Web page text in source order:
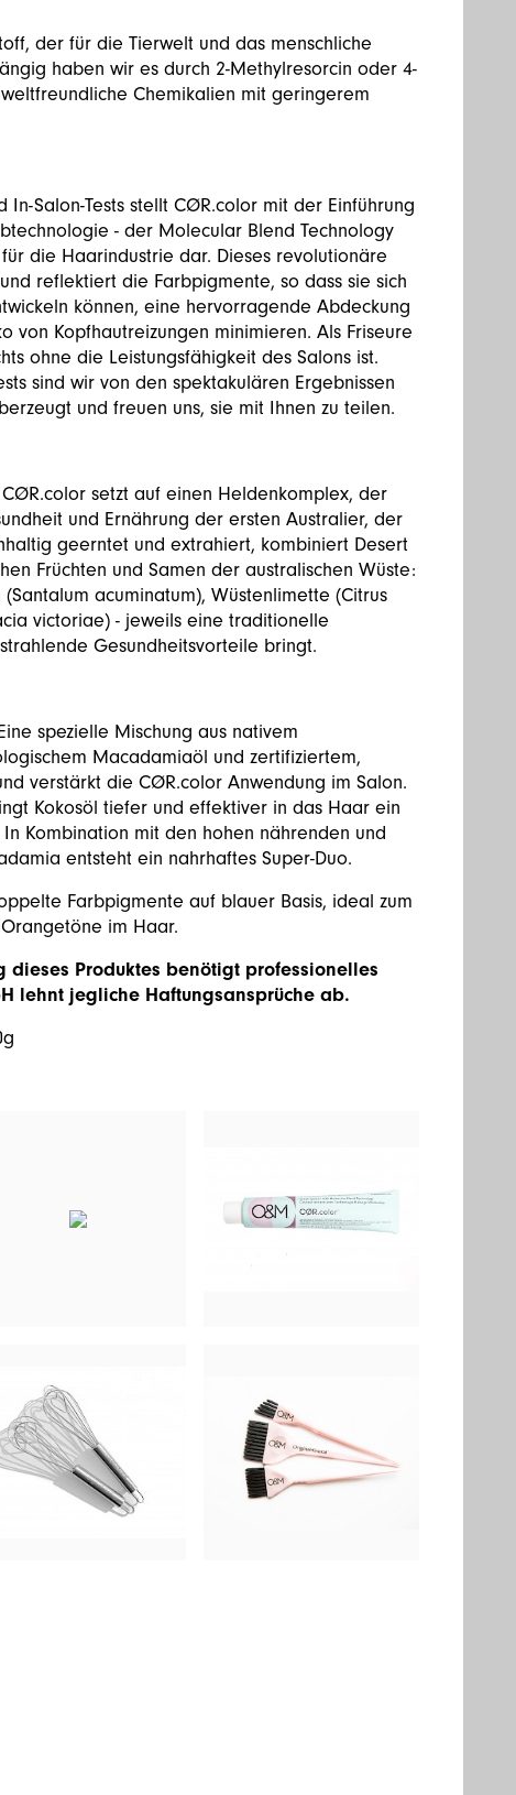
der für die Tierwelt und das menschliche
haben wir es durch 2-Methylresorcin oder 4-
Chemikalien mit geringerem
Salon-Tests stellt CØR.color mit der Einführung
- der Molecular Blend Technology
die Haarindustrie dar. Dieses revolutionäre
reflektiert die Farbpigmente, so dass sie sich
können, eine hervorragende Abdeckung
von Kopfhautreizungen minimieren. Als Friseure
ohne die Leistungsfähigkeit des Salons ist.
sind wir von den spektakulären Ergebnissen
und freuen uns, sie mit Ihnen zu teilen.
CØR.color setzt auf einen Heldenkomplex, der
und Ernährung der ersten Australier, der
geerntet und extrahiert, kombiniert Desert
Früchten und Samen der australischen Wüste:
acuminatum), Wüstenlimette (Citrus
victoriae) - jeweils eine traditionelle
Gesundheitsvorteile bringt.
spezielle Mischung aus nativem
Macadamiaöl und zertifiziertem,
verstärkt die CØR.color Anwendung im Salon.
Kokosöl tiefer und effektiver in das Haar ein
Kombination mit den hohen nährenden und
entsteht ein nahrhaftes Super-Duo.
Farbpigmente auf blauer Basis, ideal zum
im Haar.
dieses Produktes benötigt professionelles
lehnt jegliche Haftungsansprüche ab.